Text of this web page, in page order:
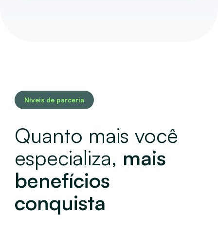
Níveis de parceria
Quanto mais você
especializa, mais
benefícios
conquista